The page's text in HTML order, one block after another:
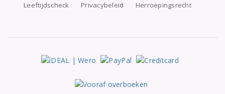
Leeftijdscheck
Privacybeleid Herroepingsrecht